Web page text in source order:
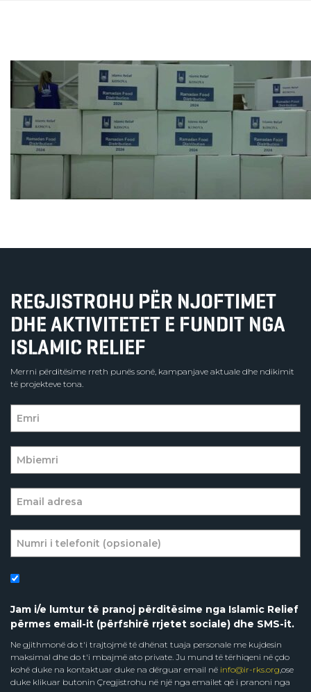
REGJISTROHU PËR NJOFTIMET
DHE AKTIVITETET E FUNDIT NGA
ISLAMIC RELIEF
Merrni përditësime rreth punës sonë, kampanjave aktuale dhe ndikimit
të projekteve tona.
Jam i/e lumtur të pranoj përditësime nga Islamic Relief
përmes email-it (përfshirë rrjetet sociale) dhe SMS-it.
Ne gjithmonë do t'i trajtojmë të dhënat tuaja personale me kujdesin
maksimal dhe do t'i mbajmë ato private. Ju mund të tërhiqeni në çdo
kohë duke na kontaktuar duke na dërguar email në info@ir-rks.org,ose
duke klikuar butonin Çregjistrohu në një nga emailet që i pranoni nga